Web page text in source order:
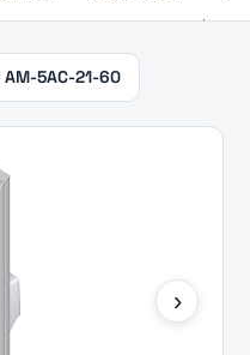
5AC-21-60
›